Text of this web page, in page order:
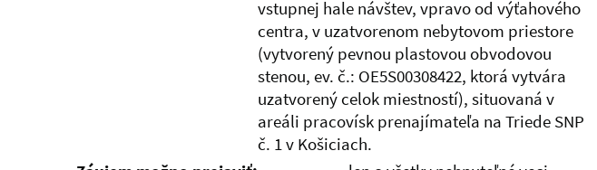
vstupnej hale návštev, vpravo od výťahového
centra, v uzatvorenom nebytovom priestore
(vytvorený pevnou plastovou obvodovou
stenou, ev. č.: OE5S00308422, ktorá vytvára
uzatvorený celok miestností), situovaná v
areáli pracovísk prenajímateľa na Triede SNP
č. 1 v Košiciach.